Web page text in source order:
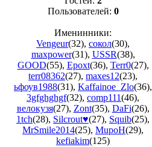
Пользователей: 0
Именинники:
Vengeur(32), сокол(30),
maxpower(31), USSR(38),
GOOD(55), Epoxt(36), Terr0(27),
terr08362(27), maxes12(23),
ьфоув1988(31), Kaffainoe_Zlo(36),
3gfghghgf(32), comp111(46),
велокузя(27), Zont(35), DaFi(26),
1tch(28), Silcrout♥(27), Squib(25),
MrSmile2014(25), MupoH(29),
kefiakim(125)